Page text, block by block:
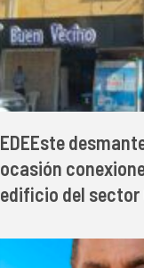
EDEEste
ocasión
edificio del sector